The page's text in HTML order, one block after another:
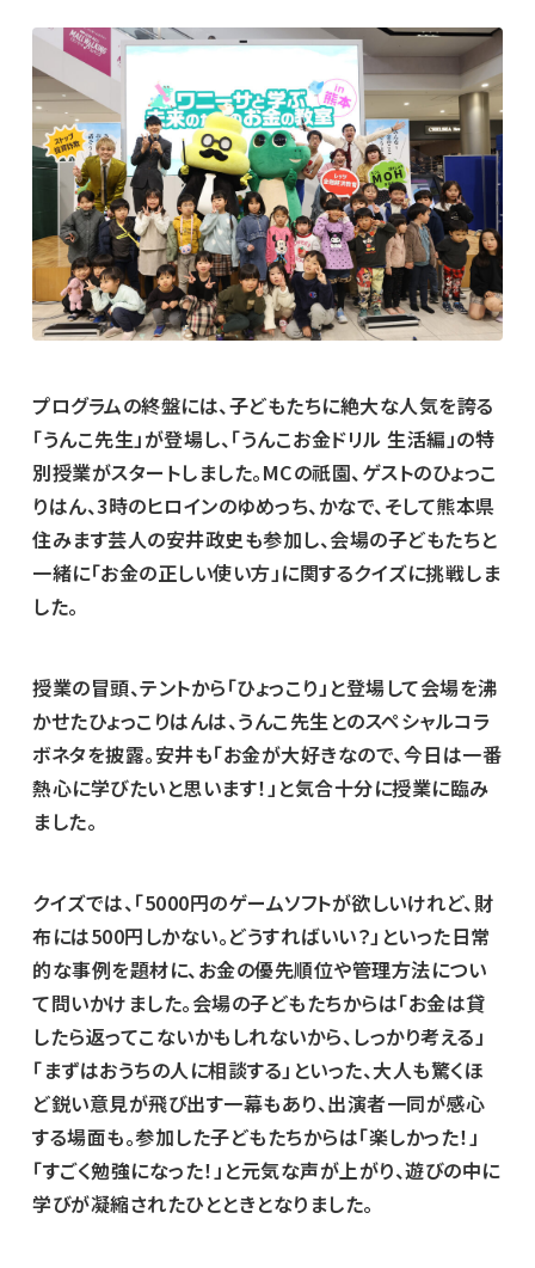
プログラムの終盤には、子どもたちに絶大な人気を誇る
「うんこ先生」が登場し、「うんこお金ドリル 生活編」の特
別授業がスタートしました。MCの祇園、ゲストのひょっこ
りはん、3時のヒロインのゆめっち、かなで、そして熊本県
住みます芸人の安井政史も参加し、会場の子どもたちと
一緒に「お金の正しい使い方」に関するクイズに挑戦しま
した。
授業の冒頭、テントから「ひょっこり」と登場して会場を沸
かせたひょっこりはんは、うんこ先生とのスペシャルコラ
ボネタを披露。安井も「お金が大好きなので、今日は一番
熱心に学びたいと思います！」と気合十分に授業に臨み
ました。
クイズでは、「5000円のゲームソフトが欲しいけれど、財
布には500円しかない。どうすればいい？」といった日常
的な事例を題材に、お金の優先順位や管理方法につい
て問いかけました。会場の子どもたちからは「お金は貸
したら返ってこないかもしれないから、しっかり考える」
「まずはおうちの人に相談する」といった、大人も驚くほ
ど鋭い意見が飛び出す一幕もあり、出演者一同が感心
する場面も。参加した子どもたちからは「楽しかった！」
「すごく勉強になった！」と元気な声が上がり、遊びの中に
学びが凝縮されたひとときとなりました。